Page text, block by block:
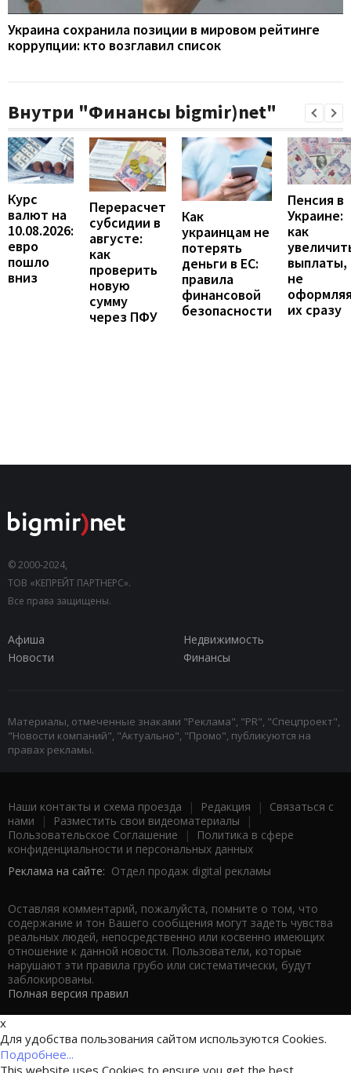
Украина сохранила позиции в мировом рейтинге
коррупции: кто возглавил список
Внутри "Финансы bigmir)net"
Курс
валют на
10.08.2026:
евро
пошло
вниз
Перерасчет
субсидии в
августе:
как
проверить
новую
сумму
через ПФУ
Как
украинцам не
потерять
деньги в ЕС:
правила
финансовой
безопасности
Пенсия в
Украине:
как
выплаты,
не
их сразу
© 2000-2024,
ТОВ «КЕПРЕЙТ ПАРТНЕРС».
Все права защищены.
Афиша
Недвижимость
Новости
Финансы
Материалы, отмеченные знаками "Реклама", "PR", "Спецпроект",
"Новости компаний", "Актуально", "Промо", публикуются на
правах рекламы.
Наши контакты и схема проезда | Редакция | Связаться с
нами | Разместить свои видеоматериалы |
Пользовательское Соглашение |
Политика в сфере
конфиденциальности и персональных данных
Реклама на сайте: Отдел продаж digital рекламы
Оставляя комментарий, пожалуйста, помните о том, что
содержание и тон Вашего сообщения могут задеть чувства
реальных людей, непосредственно или косвенно имеющих
отношение к данной новости. Пользователи, которые
нарушают эти правила грубо или систематически, будут
заблокированы.
Полная версия правил
x
Для удобства пользования сайтом используются Cookies.
Подробнее...